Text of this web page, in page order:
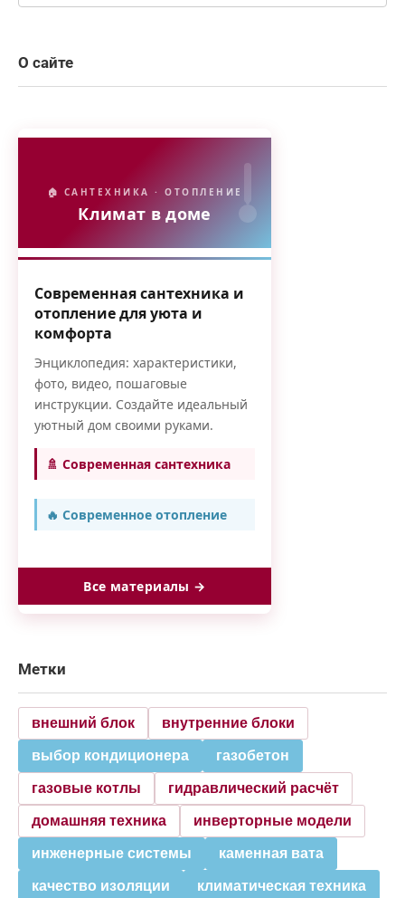
О сайте
🏠 САНТЕХНИКА · ОТОПЛЕНИЕ
Климат в доме
Современная сантехника и
отопление для уюта и
комфорта
Энциклопедия: характеристики,
фото, видео, пошаговые
инструкции. Создайте идеальный
уютный дом своими руками.
🚿 Современная сантехника
🔥 Современное отопление
Все материалы →
Метки
внешний блок внутренние блоки
выбор кондиционера газобетон
газовые котлы гидравлический расчёт
домашняя техника инверторные модели
инженерные системы каменная вата
качество изоляции климатическая техника